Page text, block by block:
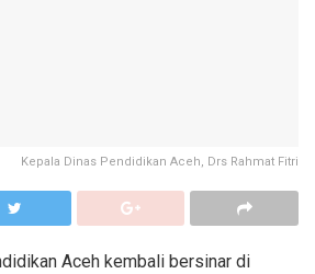
Kepala Dinas Pendidikan Aceh, Drs Rahmat Fitri
Aceh kembali bersinar di